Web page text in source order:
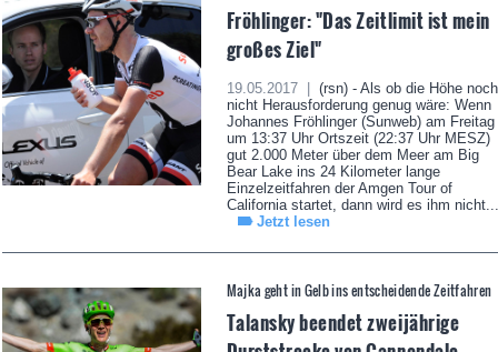
Fröhlinger: "Das Zeitlimit ist mein
großes Ziel"
19.05.2017 |
(rsn) - Als ob die Höhe noch
nicht Herausforderung genug wäre: Wenn
Johannes Fröhlinger (Sunweb) am Freitag
um 13:37 Uhr Ortszeit (22:37 Uhr MESZ)
gut 2.000 Meter über dem Meer am Big
Bear Lake ins 24 Kilometer lange
Einzelzeitfahren der Amgen Tour of
California startet, dann wird es ihm nicht...
Jetzt lesen
Majka geht in Gelb ins entscheidende Zeitfahren
Talansky beendet zweijährige